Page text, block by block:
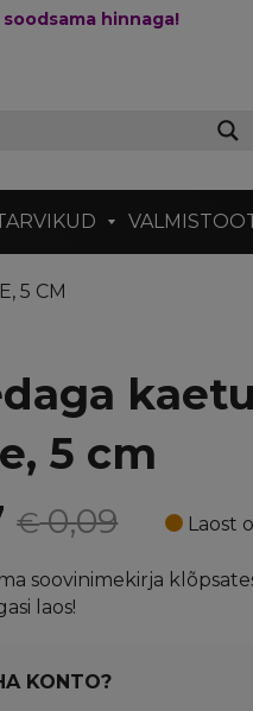
hinnaga!
5 CM
5 cm
€0,09 Laost
soovinimekirja
laos!
KONTO?